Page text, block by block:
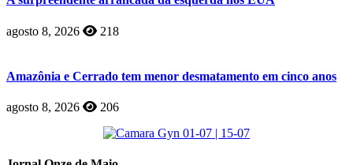
agosto 8, 2026 218
Amazônia e Cerrado tem menor desmatamento em cinco anos
agosto 8, 2026 206